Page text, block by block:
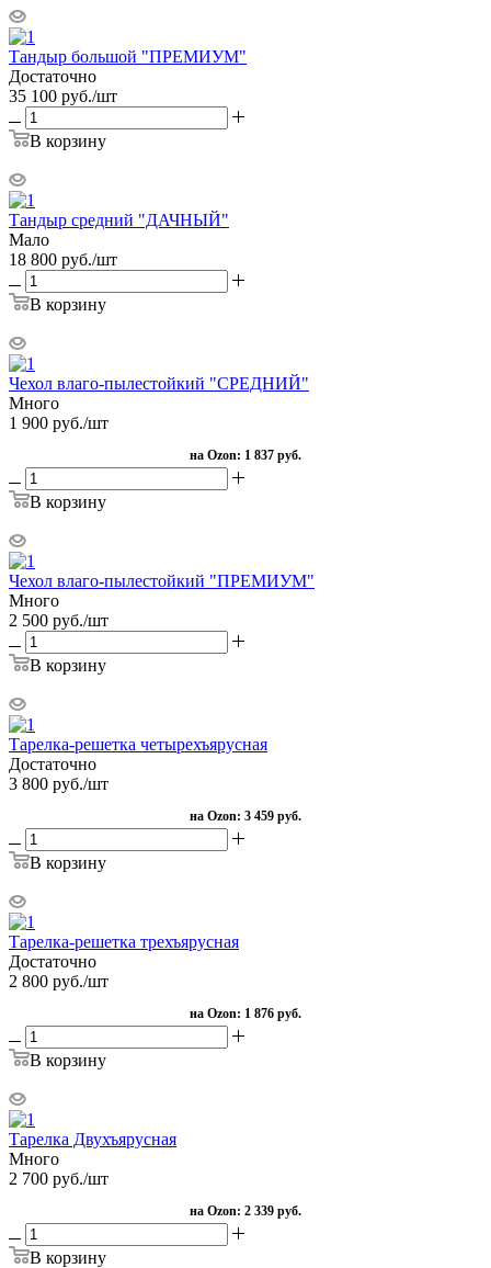
Тандыр большой "ПРЕМИУМ"
Достаточно
35 100 руб./шт
В корзину
Тандыр средний "ДАЧНЫЙ"
Мало
18 800 руб./шт
В корзину
Чехол влаго-пылестойкий "СРЕДНИЙ"
Много
1 900 руб./шт
на Ozon: 1 837 руб.
В корзину
Чехол влаго-пылестойкий "ПРЕМИУМ"
Много
2 500 руб./шт
В корзину
Тарелка-решетка четырехъярусная
Достаточно
3 800 руб./шт
на Ozon: 3 459 руб.
В корзину
Тарелка-решетка трехъярусная
Достаточно
2 800 руб./шт
на Ozon: 1 876 руб.
В корзину
Тарелка Двухъярусная
Много
2 700 руб./шт
на Ozon: 2 339 руб.
В корзину